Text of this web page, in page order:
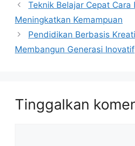
Teknik Belajar Cepat Cara
Meningkatkan Kemampuan
Pendidikan Berbasis
Membangun Generasi Inovatif
Tinggalkan